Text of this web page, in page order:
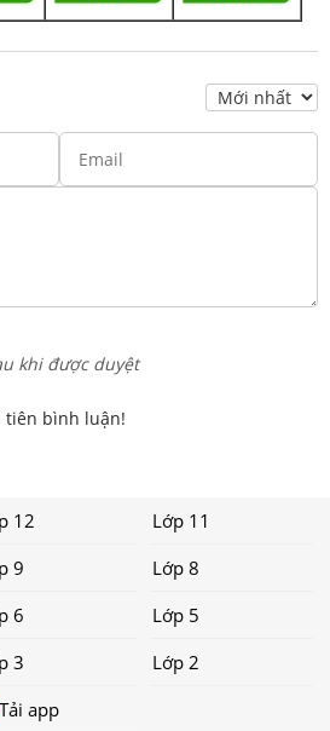
khi được duyệt
tiên bình luận!
12
Lớp 11
9
Lớp 8
6
Lớp 5
3
Lớp 2
Tải app